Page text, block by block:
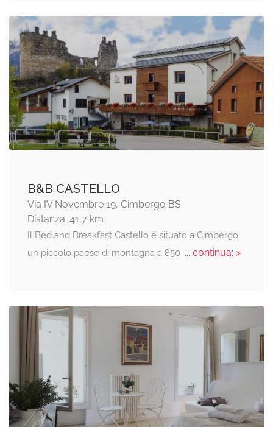
B&B CASTELLO
Via IV Novembre 19, Cimbergo BS
Distanza: 41,7 km
Il Bed and Breakfast Castello è situato a Cimbergo:
un piccolo paese di montagna a 850... continua: >